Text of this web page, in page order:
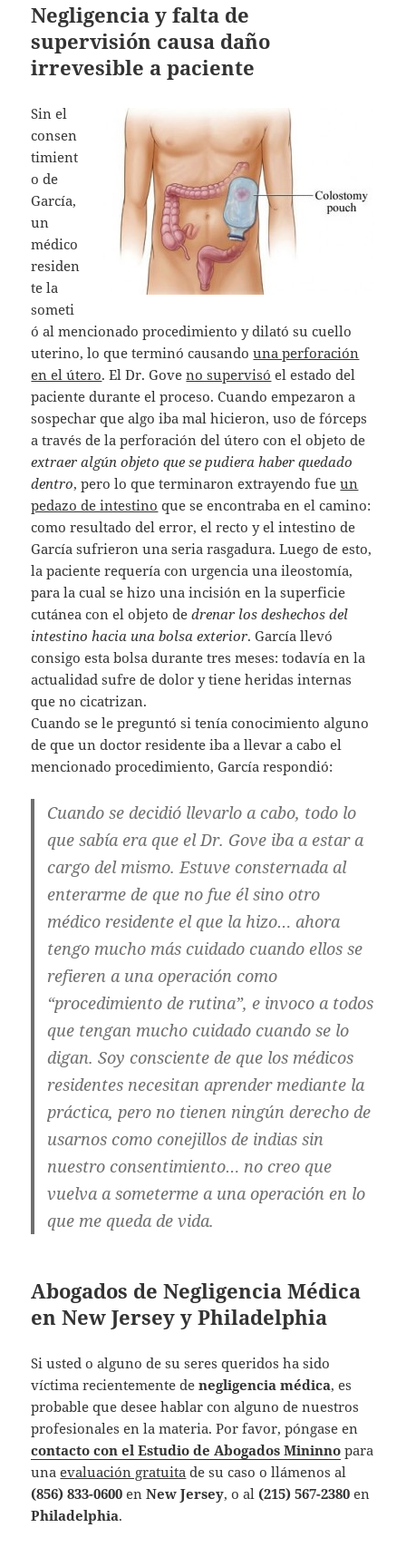
Negligencia y falta de
supervisión causa daño
irrevesible a paciente
Sin el
consen
timient
o de
García,
un
médico
residen
te la
someti
ó al mencionado procedimiento y dilató su cuello
uterino, lo que terminó causandouna perforación
en el útero. El Dr. Goveno supervisó el estado del
paciente durante el proceso. Cuando empezaron a
sospechar que algo iba mal hicieron, uso de fórceps
a través de la perforación del útero con el objeto de
extraer algún objeto que se pudiera haber quedado
dentro, pero lo que terminaron extrayendo fueun
pedazo de intestino que se encontraba en el camino:
como resultado del error, el recto y el intestino de
García sufrieron una seria rasgadura. Luego de esto,
la paciente requería con urgencia una ileostomía,
para la cual se hizo una incisión en la superficie
cutánea con el objeto dedrenar los deshechos del
intestino hacia una bolsa exterior. García llevó
consigo esta bolsa durante tres meses: todavía en la
actualidad sufre de dolor y tiene heridas internas
que no cicatrizan.
Cuando se le preguntó si tenía conocimiento alguno
de que un doctor residente iba a llevar a cabo el
mencionado procedimiento, García respondió:
Cuando se decidió llevarlo a cabo, todo lo
que sabía era que el Dr. Gove iba a estar a
cargo del mismo. Estuve consternada al
enterarme de que no fue él sino otro
médico residente el que la hizo… ahora
tengo mucho más cuidado cuando ellos se
refieren a una operación como
“procedimiento de rutina”, e invoco a todos
que tengan mucho cuidado cuando se lo
digan. Soy consciente de que los médicos
residentes necesitan aprender mediante la
práctica, pero no tienen ningún derecho de
usarnos como conejillos de indias sin
nuestro consentimiento… no creo que
vuelva a someterme a una operación en lo
que me queda de vida.
Abogados de Negligencia Médica
en New Jersey y Philadelphia
Si usted o alguno de su seres queridos ha sido
víctima recientemente denegligencia médica, es
probable que desee hablar con alguno de nuestros
profesionales en la materia. Por favor, póngase en
contacto con el Estudio de Abogados Mininno para
unaevaluación gratuita de su caso o llámenos al
(856) 833-0600 enNew Jersey, o al (215) 567-2380 en
Philadelphia.